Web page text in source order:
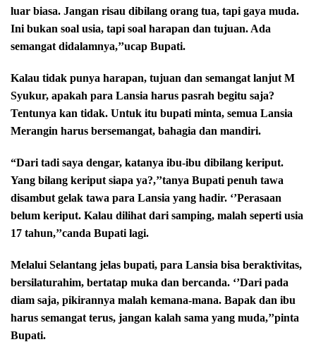
luar biasa. Jangan risau dibilang orang tua, tapi gaya muda.
Ini bukan soal usia, tapi soal harapan dan tujuan. Ada
semangat didalamnya,’’ucap Bupati.
Kalau tidak punya harapan, tujuan dan semangat lanjut M
Syukur, apakah para Lansia harus pasrah begitu saja?
Tentunya kan tidak. Untuk itu bupati minta, semua Lansia
Merangin harus bersemangat, bahagia dan mandiri.
“Dari tadi saya dengar, katanya ibu-ibu dibilang keriput.
Yang bilang keriput siapa ya?,’’tanya Bupati penuh tawa
disambut gelak tawa para Lansia yang hadir. ‘’Perasaan
belum keriput. Kalau dilihat dari samping, malah seperti usia
17 tahun,’’canda Bupati lagi.
Melalui Selantang jelas bupati, para Lansia bisa beraktivitas,
bersilaturahim, bertatap muka dan bercanda. ‘’Dari pada
diam saja, pikirannya malah kemana-mana. Bapak dan ibu
harus semangat terus, jangan kalah sama yang muda,’’pinta
Bupati.